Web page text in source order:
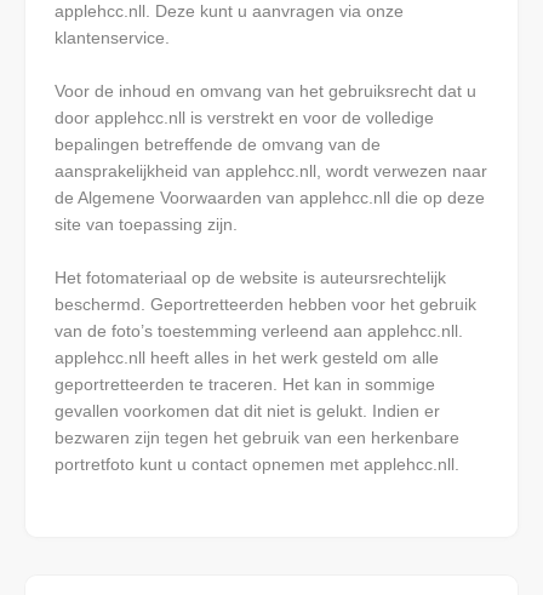
applehcc.nll. Deze kunt u aanvragen via onze
klantenservice.
Voor de inhoud en omvang van het gebruiksrecht dat u
door applehcc.nll is verstrekt en voor de volledige
bepalingen betreffende de omvang van de
aansprakelijkheid van applehcc.nll, wordt verwezen naar
de Algemene Voorwaarden van applehcc.nll die op deze
site van toepassing zijn.
Het fotomateriaal op de website is auteursrechtelijk
beschermd. Geportretteerden hebben voor het gebruik
van de foto’s toestemming verleend aan applehcc.nll.
applehcc.nll heeft alles in het werk gesteld om alle
geportretteerden te traceren. Het kan in sommige
gevallen voorkomen dat dit niet is gelukt. Indien er
bezwaren zijn tegen het gebruik van een herkenbare
portretfoto kunt u contact opnemen met applehcc.nll.